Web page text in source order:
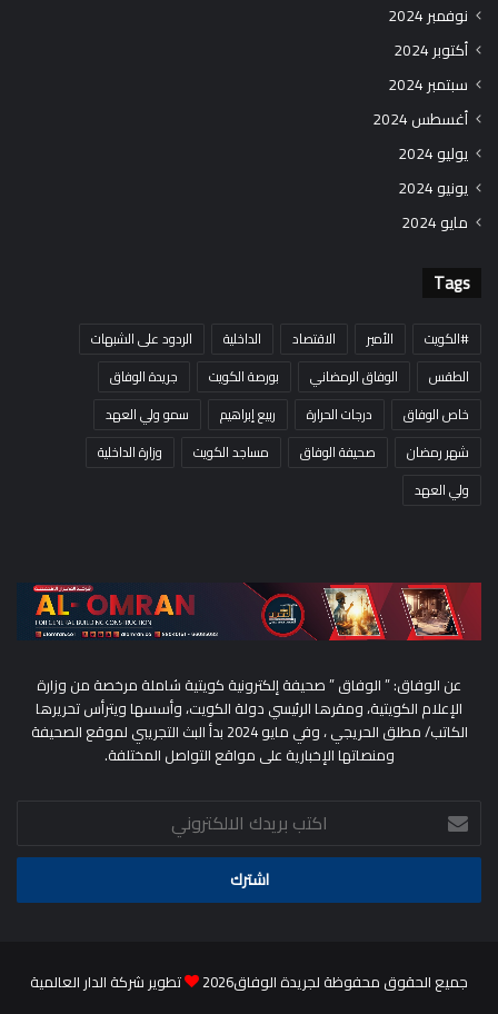
نوفمبر 2024
أكتوبر 2024
سبتمبر 2024
أغسطس 2024
يوليو 2024
يونيو 2024
مايو 2024
Tags
#الكويت الأمير الاقتصاد الداخلية
الردود على الشبهات
الطقس
الوفاق الرمضاني بورصة الكويت
جريدة الوفاق
خاص الوفاق
درجات الحرارة ربيع إبراهيم
سمو ولي العهد
شهر رمضان
صحيفة الوفاق مساجد الكويت
وزارة الداخلية
ولي العهد
عن الوفاق: ” الوفاق ” صحيفة إلكترونية كويتية شاملة مرخصة من وزارة
الإعلام الكويتية، ومقرها الرئيسي دولة الكويت، وأسسها ويترأس تحريرها
الكاتب/ مطلق الحريجي ، وفي مايو 2024 بدأ البث التجريبي لموقع الصحيفة
ومنصاتها الإخبارية على مواقع التواصل المختلفة.
اكتب
بريدك
الالكتروني
جميع الحقوق محفوظة لجريدة الوفاق2026 تطوير شركة الدار العالمية